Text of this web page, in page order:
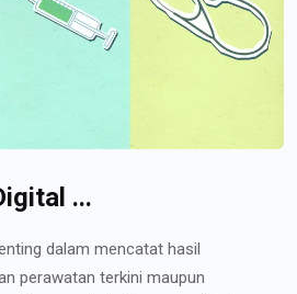
...
dalam mencatat hasil
perawatan terkini maupun